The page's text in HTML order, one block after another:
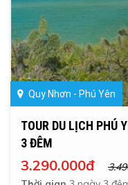
Quy Nhơn - Phú Yên
TOUR DU LỊCH PHÚ
3 ĐÊM
3.290.000đ